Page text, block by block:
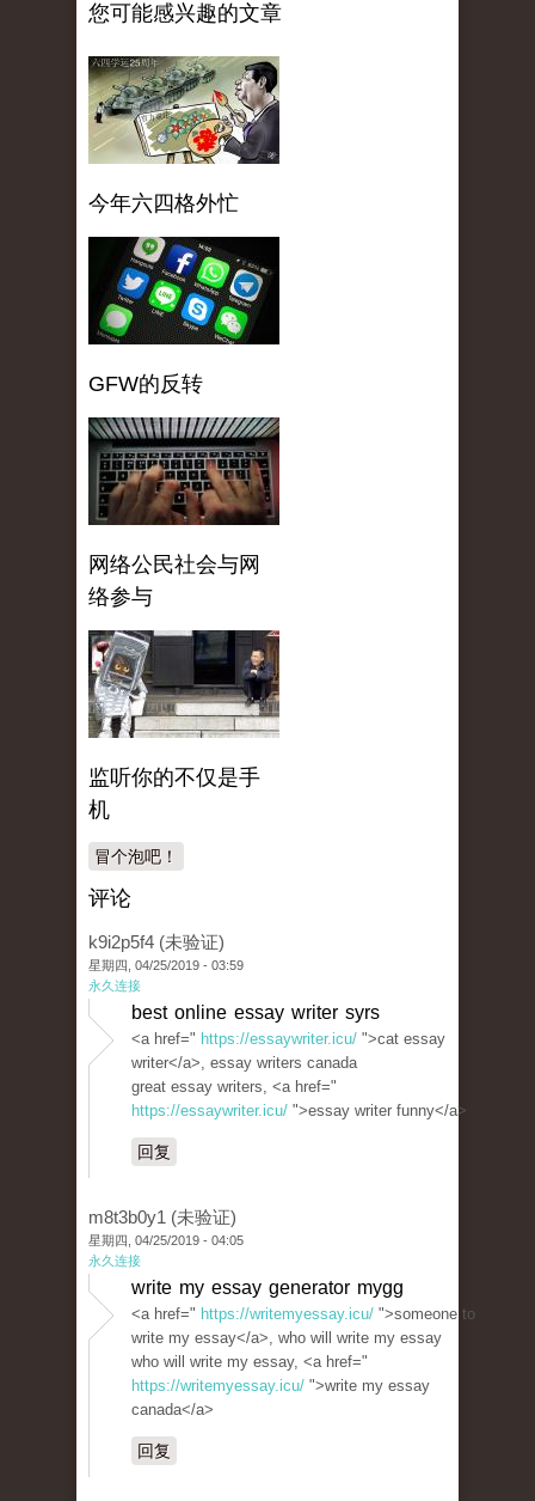
您可能感兴趣的文章
今年六四格外忙
GFW的反转
网络公民社会与网
络参与
监听你的不仅是手
机
冒个泡吧！
评论
k9i2p5f4 (未验证)
星期四, 04/25/2019 - 03:59
永久连接
best online essay writer syrs
<a href=" https://essaywriter.icu/ ">cat essay
writer</a>, essay writers canada
great essay writers, <a href="
https://essaywriter.icu/ ">essay writer funny</a>
回复
m8t3b0y1 (未验证)
星期四, 04/25/2019 - 04:05
永久连接
write my essay generator mygg
<a href=" https://writemyessay.icu/ ">someone to
write my essay</a>, who will write my essay
who will write my essay, <a href="
https://writemyessay.icu/ ">write my essay
canada</a>
回复